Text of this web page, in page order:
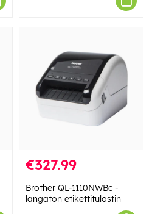
€327.99
Brother QL-1110NWBc -
langaton etikettitulostin